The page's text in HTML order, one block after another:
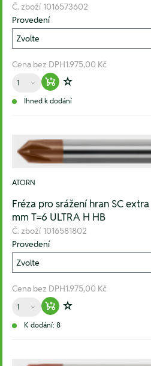
Č. zboží 1016573602
Provedení
Cena bez DPH1.975,00 Kč
Množství
Warenkorb hinzufügen
Zur Wunschliste
Ihned k dodání
ATORN
Fréza pro srážení hran SC
mm T=6 ULTRA H HB
Č. zboží 1016581802
Provedení
Cena bez DPH1.975,00 Kč
Množství
Warenkorb hinzufügen
Zur Wunschliste
K dodání: 8